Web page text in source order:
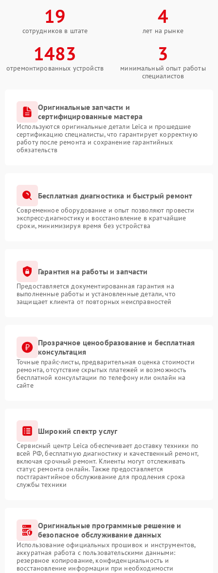
19
сотрудников в штате
4
лет на рынке
1483
отремонтированных устройств
3
минимальный опыт работы
специалистов
Оригинальные запчасти и
сертифицированные мастера
Используются оригинальные детали Leica и прошедшие
сертификацию специалисты, что гарантирует корректную
работу после ремонта и сохранение гарантийных
обязательств
Бесплатная диагностика и быстрый ремонт
Современное оборудование и опыт позволяют провести
экспресс-диагностику и восстановление в кратчайшие
сроки, минимизируя время без устройства
Гарантия на работы и запчасти
Предоставляется документированная гарантия на
выполненные работы и установленные детали, что
защищает клиента от повторных неисправностей
Прозрачное ценообразование и бесплатная
консультация
Точные прайс-листы, предварительная оценка стоимости
ремонта, отсутствие скрытых платежей и возможность
бесплатной консультации по телефону или онлайн на
сайте
Широкий спектр услуг
Сервисный центр Leica обеспечивает доставку техники по
всей РФ, бесплатную диагностику и качественный ремонт,
включая срочный ремонт. Клиенты могут отслеживать
статус ремонта онлайн. Также предоставляется
постгарантийное обслуживание для продления срока
службы техники
Оригинальные программные решение и
безопасное обслуживание данных
Использование официальных прошивок и инструментов,
аккуратная работа с пользовательскими данными:
резервное копирование, конфиденциальность и
восстановление информации при необходимости